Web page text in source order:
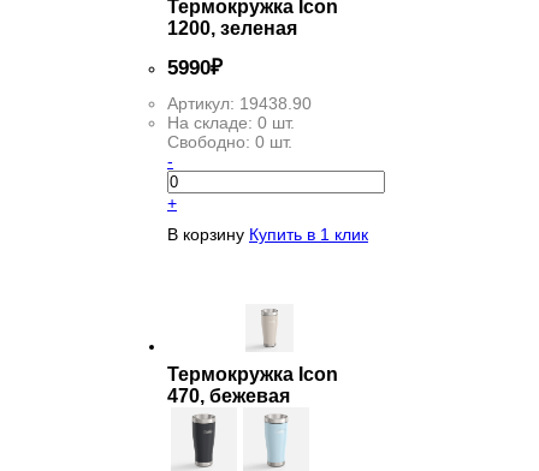
Термокружка Icon
1200, зеленая
5990₽
Артикул: 19438.90
На складе: 0 шт.
Свободно: 0 шт.
-
+
В корзину Купить в 1 клик
Термокружка Icon
470, бежевая